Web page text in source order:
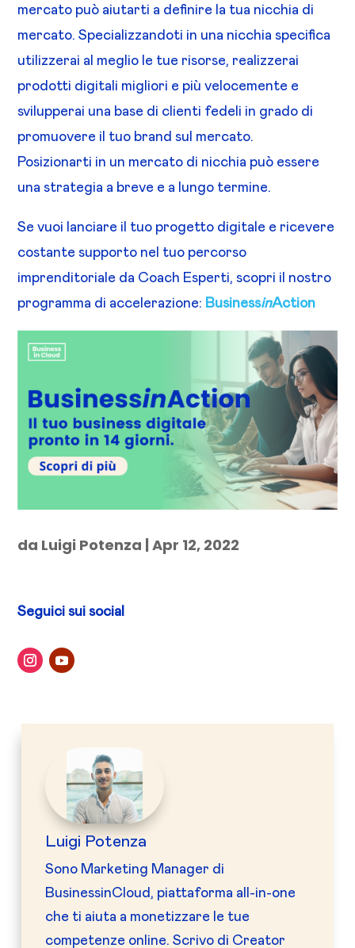
mercato può aiutarti a definire la tua nicchia di
mercato. Specializzandoti in una nicchia specifica
utilizzerai al meglio le tue risorse, realizzerai
prodotti digitali migliori e più velocemente e
svilupperai una base di clienti fedeli in grado di
promuovere il tuo brand sul mercato.
Posizionarti in un mercato di nicchia può essere
una strategia a breve e a lungo termine.
Se vuoi lanciare il tuo progetto digitale e ricevere
costante supporto nel tuo percorso
imprenditoriale da Coach Esperti, scopri il nostro
programma di accelerazione: BusinessinAction
da Luigi Potenza |Apr 12, 2022
Seguici sui social
Luigi Potenza
Sono Marketing Manager di
BusinessinCloud, piattaforma all-in-one
che ti aiuta a monetizzare le tue
competenze online. Scrivo di Creator